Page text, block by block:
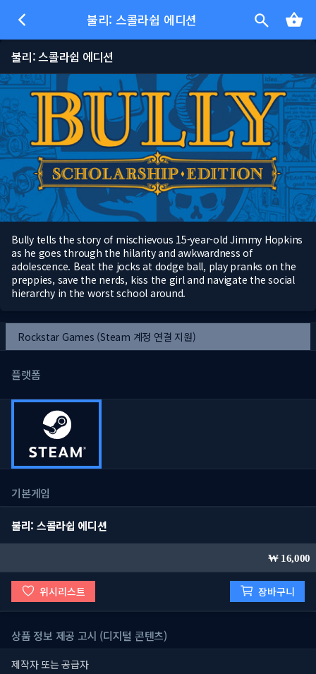
불리: 스콜라쉽 에디션
불리: 스콜라쉽 에디션
Bully tells the story of mischievous 15-year-old Jimmy Hopkins
as he goes through the hilarity and awkwardness of
adolescence. Beat the jocks at dodge ball, play pranks on the
preppies, save the nerds, kiss the girl and navigate the social
hierarchy in the worst school around.
Rockstar Games (Steam 계정 연결 지원)
플랫폼
기본게임
불리: 스콜라쉽 에디션
16,000
위시리스트 장바구니
상품 정보 제공 고시 (디지털 콘텐츠)
제작자 또는 공급자